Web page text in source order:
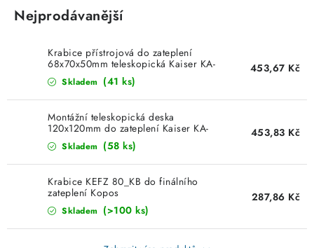
VENTILÁTORY
OHŘÍVAČE VODY
CHYTRÁ DOMÁCNOST
SVÍTIDLA domovní
LED osvětlení
SVÍTIDLA interiérová
Nejprodávanější
Krabice přístrojová do zateplení
68x70x50mm teleskopická Kaiser KA-
1159-61Skladem (41 ks)
453,67 Kč
Montážní teleskopická deska
120x120mm do zateplení Kaiser KA-
1159-60
Skladem (58 ks)
453,83 Kč
Krabice KEFZ 80_KB do finálního
zateplení Kopos
Skladem (>100 ks)
287,86 Kč